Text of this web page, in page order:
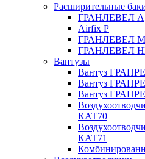
Расширительные
ГРАНЛЕВЕЛ А
Airfix P
ГРАНЛЕВЕЛ М
ГРАНЛЕВЕЛ
Вантузы
Вантуз
Вантуз
Вантуз
КАТ70
КАТ71